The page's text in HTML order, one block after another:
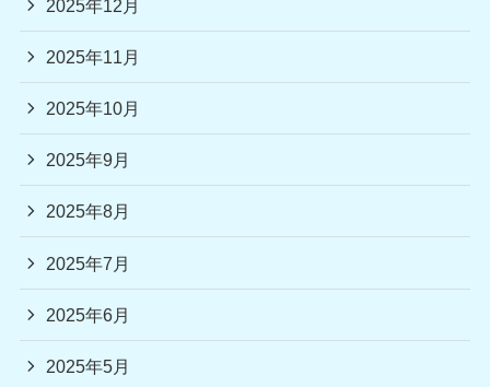
2025年12月
2025年11月
2025年10月
2025年9月
2025年8月
2025年7月
2025年6月
2025年5月